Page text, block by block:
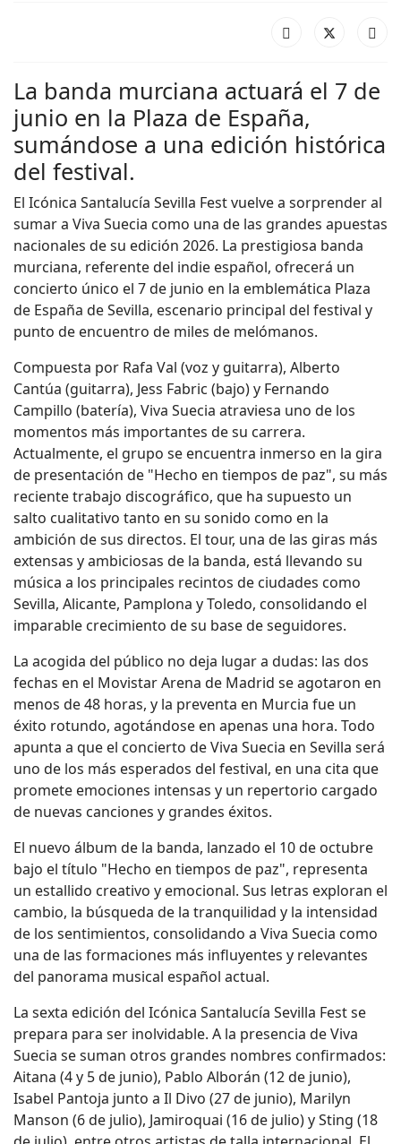
La banda murciana actuará el 7 de
junio en la Plaza de España,
sumándose a una edición histórica
del festival.
El Icónica Santalucía Sevilla Fest vuelve a sorprender al
sumar a Viva Suecia como una de las grandes apuestas
nacionales de su edición 2026. La prestigiosa banda
murciana, referente del indie español, ofrecerá un
concierto único el 7 de junio en la emblemática Plaza
de España de Sevilla, escenario principal del festival y
punto de encuentro de miles de melómanos.
Compuesta por Rafa Val (voz y guitarra), Alberto
Cantúa (guitarra), Jess Fabric (bajo) y Fernando
Campillo (batería), Viva Suecia atraviesa uno de los
momentos más importantes de su carrera.
Actualmente, el grupo se encuentra inmerso en la gira
de presentación de "Hecho en tiempos de paz", su más
reciente trabajo discográfico, que ha supuesto un
salto cualitativo tanto en su sonido como en la
ambición de sus directos. El tour, una de las giras más
extensas y ambiciosas de la banda, está llevando su
música a los principales recintos de ciudades como
Sevilla, Alicante, Pamplona y Toledo, consolidando el
imparable crecimiento de su base de seguidores.
La acogida del público no deja lugar a dudas: las dos
fechas en el Movistar Arena de Madrid se agotaron en
menos de 48 horas, y la preventa en Murcia fue un
éxito rotundo, agotándose en apenas una hora. Todo
apunta a que el concierto de Viva Suecia en Sevilla será
uno de los más esperados del festival, en una cita que
promete emociones intensas y un repertorio cargado
de nuevas canciones y grandes éxitos.
El nuevo álbum de la banda, lanzado el 10 de octubre
bajo el título "Hecho en tiempos de paz", representa
un estallido creativo y emocional. Sus letras exploran el
cambio, la búsqueda de la tranquilidad y la intensidad
de los sentimientos, consolidando a Viva Suecia como
una de las formaciones más influyentes y relevantes
del panorama musical español actual.
La sexta edición del Icónica Santalucía Sevilla Fest se
prepara para ser inolvidable. A la presencia de Viva
Suecia se suman otros grandes nombres confirmados:
Aitana (4 y 5 de junio), Pablo Alborán (12 de junio),
Isabel Pantoja junto a Il Divo (27 de junio), Marilyn
Manson (6 de julio), Jamiroquai (16 de julio) y Sting (18